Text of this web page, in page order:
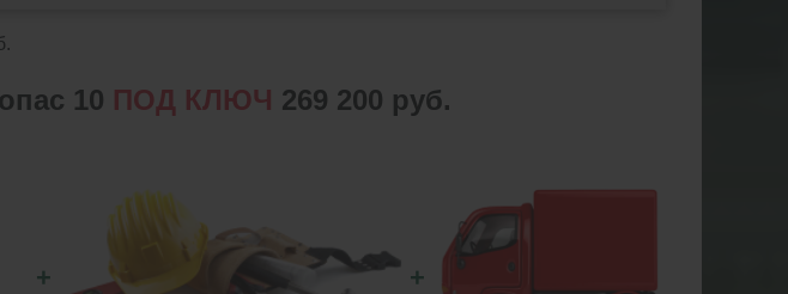
10 ПОД КЛЮЧ 269 200 руб.
+ +